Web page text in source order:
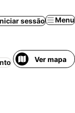
sessão Menu
Cancelamento
Ver mapa